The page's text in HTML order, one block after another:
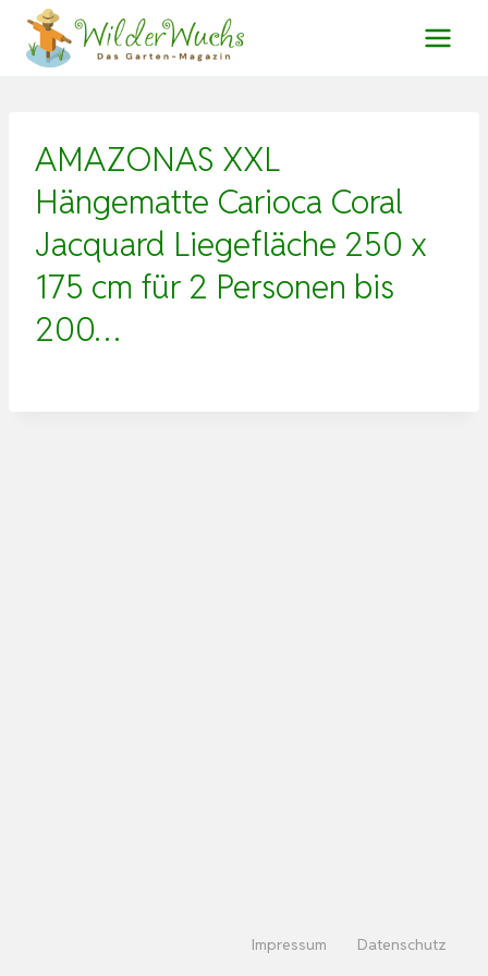
Zum
Inhalt
AMAZONAS XXL
Hängematte Carioca Coral
Jacquard Liegefläche 250 x
175 cm für 2 Personen bis
200…
Impressum Datenschutz